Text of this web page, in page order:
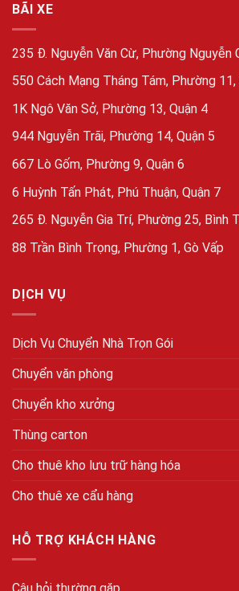
BÃI XE
235 Đ. Nguyễn Văn Cừ, Phường Nguyễn
550 Cách Mạng Tháng Tám, Phường 11,
1K Ngô Văn Sở, Phường 13, Quận 4
944 Nguyễn Trãi, Phường 14, Quận 5
667 Lò Gốm, Phường 9, Quận 6
6 Huỳnh Tấn Phát, Phú Thuận, Quận 7
265 Đ. Nguyễn Gia Trí, Phường 25, Bình
88 Trần Bình Trọng, Phường 1, Gò Vấp
DỊCH VỤ
Dịch Vụ Chuyển Nhà Trọn Gói
Chuyển văn phòng
Chuyển kho xưởng
Thùng carton
Cho thuê kho lưu trữ hàng hóa
Cho thuê xe cẩu hàng
HỖ TRỢ KHÁCH HÀNG